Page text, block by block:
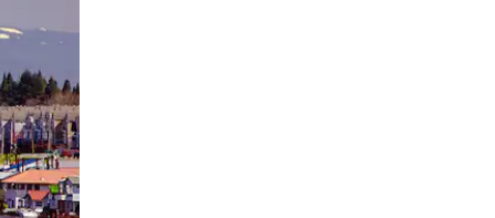
desliza el dedo.